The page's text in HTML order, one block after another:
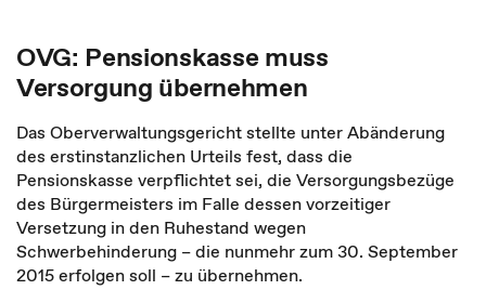
OVG: Pensionskasse muss
Versorgung übernehmen
Das Oberverwaltungsgericht stellte unter Abänderung
des erstinstanzlichen Urteils fest, dass die
Pensionskasse verpflichtet sei, die Versorgungsbezüge
des Bürgermeisters im Falle dessen vorzeitiger
Versetzung in den Ruhestand wegen
Schwerbehinderung – die nunmehr zum 30. September
2015 erfolgen soll – zu übernehmen.